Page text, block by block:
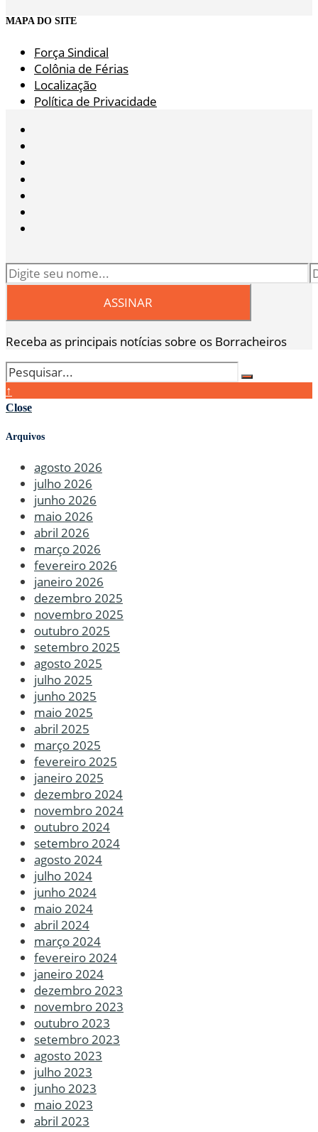
MAPA DO SITE
Força Sindical
Colônia de Férias
Localização
Política de Privacidade
Receba as principais notícias sobre os Borracheiros
↑
Close
Arquivos
agosto 2026
julho 2026
junho 2026
maio 2026
abril 2026
março 2026
fevereiro 2026
janeiro 2026
dezembro 2025
novembro 2025
outubro 2025
setembro 2025
agosto 2025
julho 2025
junho 2025
maio 2025
abril 2025
março 2025
fevereiro 2025
janeiro 2025
dezembro 2024
novembro 2024
outubro 2024
setembro 2024
agosto 2024
julho 2024
junho 2024
maio 2024
abril 2024
março 2024
fevereiro 2024
janeiro 2024
dezembro 2023
novembro 2023
outubro 2023
setembro 2023
agosto 2023
julho 2023
junho 2023
maio 2023
abril 2023